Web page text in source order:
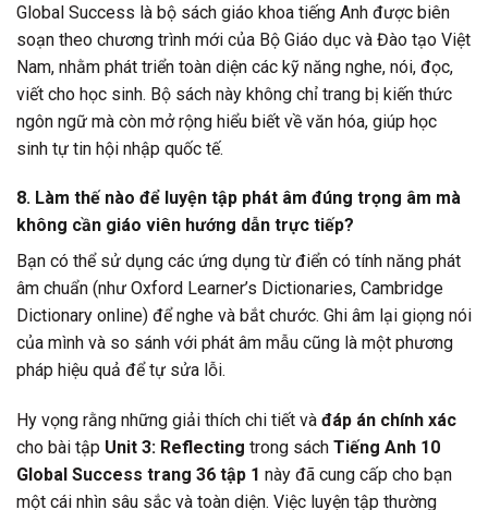
Global Success là bộ sách giáo khoa tiếng Anh được biên
soạn theo chương trình mới của Bộ Giáo dục và Đào tạo Việt
Nam, nhằm phát triển toàn diện các kỹ năng nghe, nói, đọc,
viết cho học sinh. Bộ sách này không chỉ trang bị kiến thức
ngôn ngữ mà còn mở rộng hiểu biết về văn hóa, giúp học
sinh tự tin hội nhập quốc tế.
8. Làm thế nào để luyện tập phát âm đúng trọng âm mà
không cần giáo viên hướng dẫn trực tiếp?
Bạn có thể sử dụng các ứng dụng từ điển có tính năng phát
âm chuẩn (như Oxford Learner’s Dictionaries, Cambridge
Dictionary online) để nghe và bắt chước. Ghi âm lại giọng nói
của mình và so sánh với phát âm mẫu cũng là một phương
pháp hiệu quả để tự sửa lỗi.
Hy vọng rằng những giải thích chi tiết và đáp án chính xác
cho bài tập Unit 3: Reflecting trong sách Tiếng Anh 10
Global Success trang 36 tập 1 này đã cung cấp cho bạn
một cái nhìn sâu sắc và toàn diện. Việc luyện tập thường